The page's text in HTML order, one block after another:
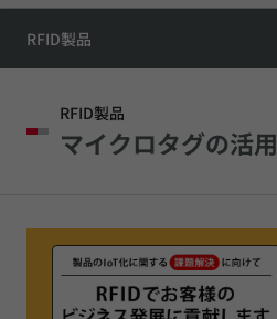
RFID製品
RFID製品
マイクロタグの活用